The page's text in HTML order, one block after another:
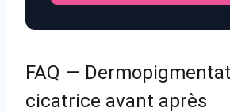
FAQ —
cicatrice avant après